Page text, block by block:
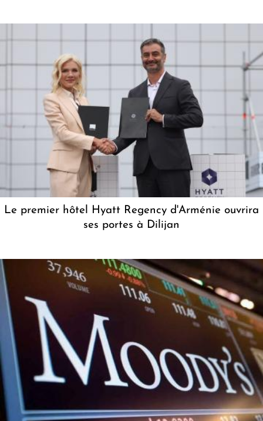
Le premier hôtel Hyatt Regency d'Arménie ouvrira
ses portes à Dilijan